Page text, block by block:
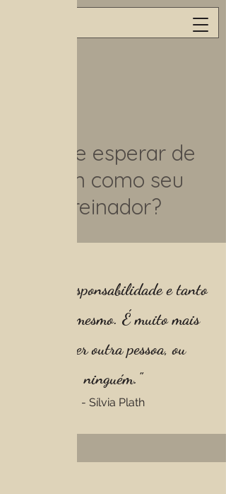
O que esperar de
mim como seu
treinador?
"É uma responsabilidade e tanto
ser você mesmo. É muito mais
fácil ser outra pessoa, ou
ninguém."
- Sílvia Plath